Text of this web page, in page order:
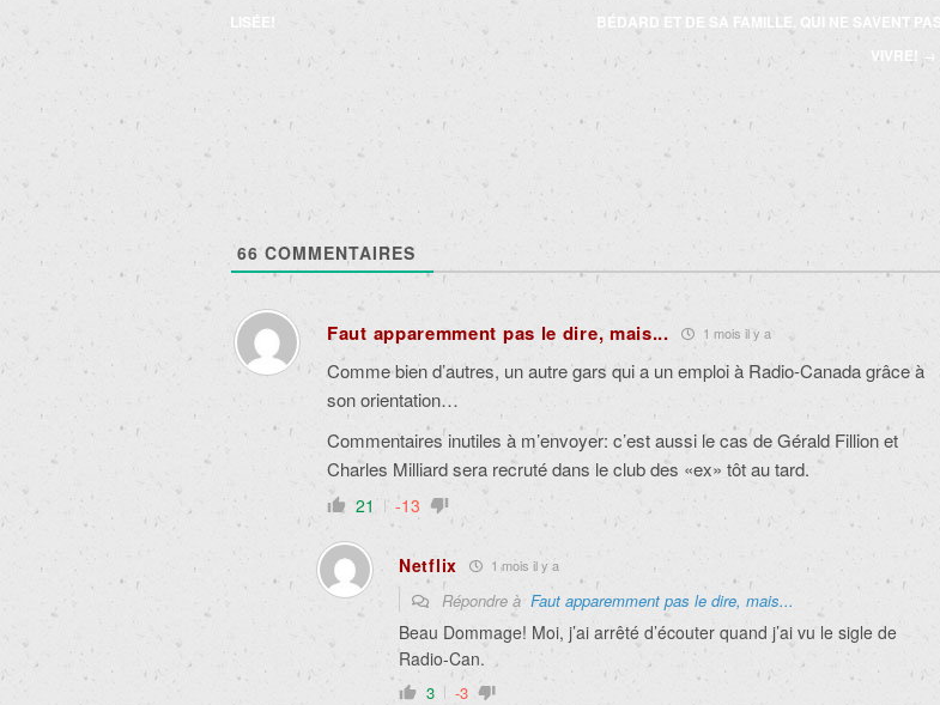
des
articles
LISÉE!
BÉDARD ET DE SA FAMILLE, QUI NE SAVENT PAS
VIVRE! →
66 COMMENTAIRES
Faut apparemment pas le dire, mais... 1 mois il y a
Comme bien d’autres, un autre gars qui a un emploi à Radio-Canada grâce à
son orientation…
Commentaires inutiles à m’envoyer: c’est aussi le cas de Gérald Fillion et
Charles Milliard sera recruté dans le club des «ex» tôt au tard.
21 -13
Netflix 1 mois il y a
Répondre à Faut apparemment pas le dire, mais...
Beau Dommage! Moi, j’ai arrêté d’écouter quand j’ai vu le sigle de
Radio-Can.
3 -3